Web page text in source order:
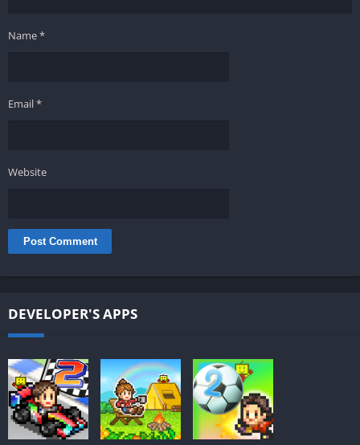
Name*
Email*
Website
DEVELOPER'S APPS